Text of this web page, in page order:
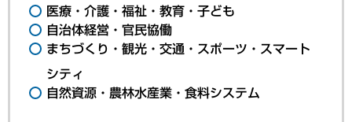
医療・介護・福祉・教育・子ども
自治体経営・官民協働
まちづくり・観光・交通・スポーツ・スマート
シティ
自然資源・農林水産業・食料システム